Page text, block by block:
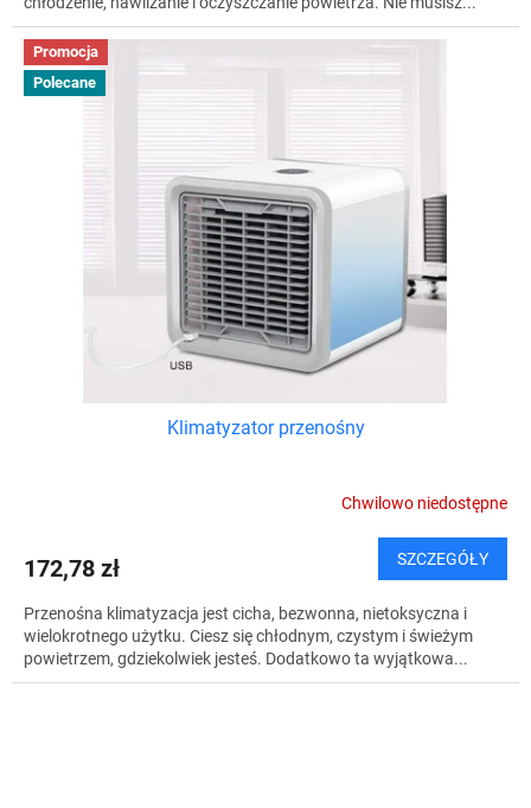
Promocja
Polecane
Klimatyzator przenośny
Chwilowo niedostępne
172,78 zł SZCZEGÓŁY
Przenośna klimatyzacja jest cicha, bezwonna, nietoksyczna i
wielokrotnego użytku. Ciesz się chłodnym, czystym i świeżym
powietrzem, gdziekolwiek jesteś. Dodatkowo ta wyjątkowa...